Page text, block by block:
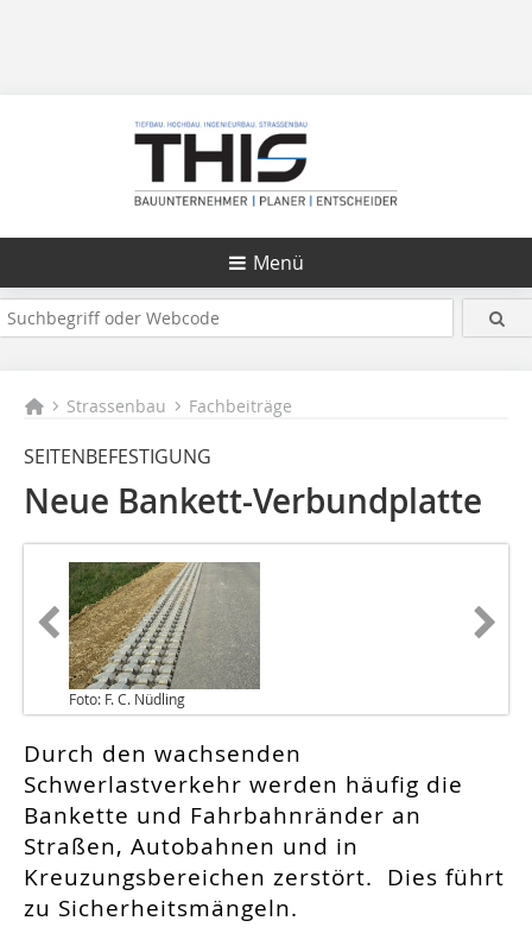
Menü
Strassenbau Fachbeiträge
SEITENBEFESTIGUNG
Neue Bankett-Verbundplatte
Foto: F. C. Nüdling
Durch den wachsenden
Schwerlastverkehr werden häufig die
Bankette und Fahrbahnränder an
Straßen, Autobahnen und in
Kreuzungsbereichen zerstört. Dies führt
zu Sicherheitsmängeln.